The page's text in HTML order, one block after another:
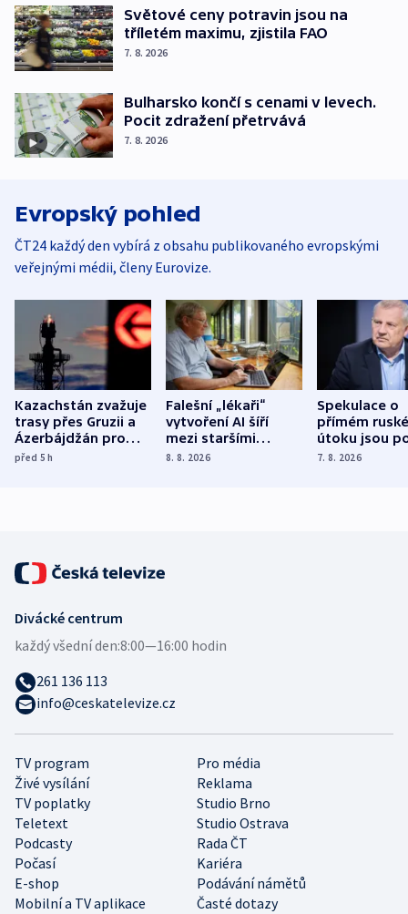
Světové ceny potravin jsou na
tříletém maximu, zjistila FAO
7. 8. 2026
Bulharsko končí s cenami v levech.
Pocit zdražení přetrvává
7. 8. 2026
Evropský pohled
ČT24 každý den vybírá z obsahu publikovaného evropskými
veřejnými médii, členy Eurovize.
Kazachstán zvažuje
trasy přes Gruzii a
Ázerbájdžán pro
vývoz ropy do
před 5h
Falešní „lékaři“
vytvoření AI šíří
mezi staršími
Poláky nebezpečné
8. 8. 2026
Spekulace o
přímém
útoku jsou
míní
7. 8. 2026
TV program
Pro média
Živé vysílání
Reklama
TV poplatky
Studio Brno
Teletext
Studio Ostrava
Podcasty
Rada ČT
Počasí
Kariéra
E-shop
Podávání námětů
Mobilní a TV aplikace
Časté dotazy
Divácké centrum
každý všední den:8:00—16:00 hodin
261 136 113
info@ceskatelevize.cz